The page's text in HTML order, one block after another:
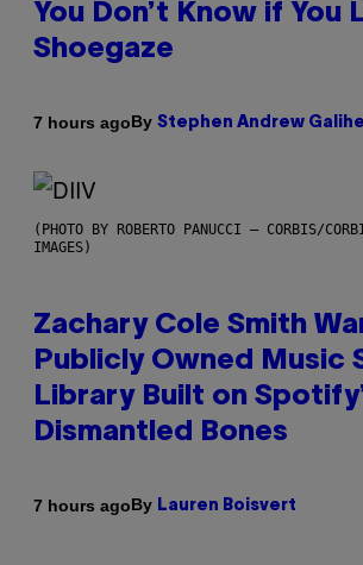
You Don’t Know if You
Shoegaze
7 hours agoBy Stephen Andrew
(PHOTO BY ROBERTO PANUCCI – CORBIS/
IMAGES)
Zachary Cole Smith
Publicly Owned Music
Library Built on
Dismantled Bones
7 hours agoBy Lauren Boisvert